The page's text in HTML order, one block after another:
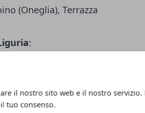
il nostro sito web e il nostro servizio.
tuo consenso.
(Oneglia), Terrazza
: